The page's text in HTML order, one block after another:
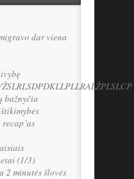
dar viena
bažnyčia
(1/3)
minutės šlovės